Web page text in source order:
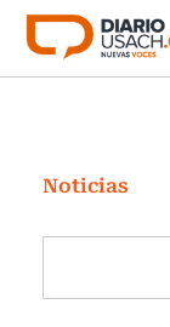
Click acá para
Investigación
Cultura
Programas
Noticias